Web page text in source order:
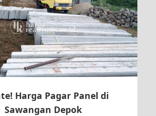
Harga Pagar Panel di
Sawangan Depok